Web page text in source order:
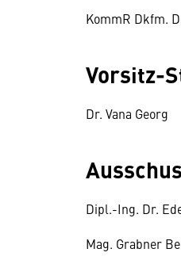
KommR Dkfm.
Vorsitz-
Dr. Vana Georg
Dipl.-Ing. Dr.
Mag. Grabner